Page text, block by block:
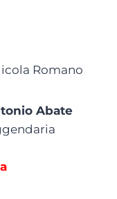
Romano
Abate